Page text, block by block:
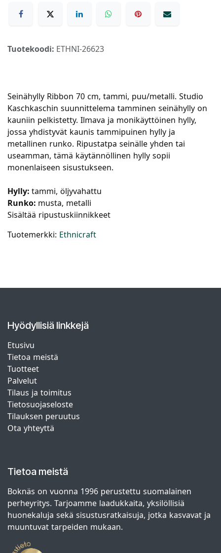
Tuotekoodi: ETHNI-26623
Seinähylly Ribbon 70 cm, tammi, puu/metalli. Studio
Kaschkaschin suunnittelema tamminen seinähylly on
kauniin pelkistetty. Ilmava ja monikäyttöinen hylly,
jossa yhdistyvät kaunis tammipuinen hylly ja
metallinen runko. Ripustatpa seinälle yhden tai
useamman, tämä käytännöllinen hylly sopii
monenlaiseen sisustukseen.
Hylly: tammi, öljyvahattu
Runko: musta, metalli
Sisältää ripustuskiinnikkeet
Tuotemerkki: Ethnicraft
Hyödyllisiä linkkejä
Etusivu
Tietoa meistä
Tuotteet
Palvelut
Tilaus ja toimitus
Tietosuojaseloste
Tilauksen peruutus
Ota yhteyttä
Tietoa meistä
Boknäs on vuonna 1996 perustettu suomalainen
perheyritys. Tarjoamme laadukkaita, yksilöllisiä
huonekaluja sekä sisustusratkaisuja, jotka kasvavat ja
muuntuvat tarpeiden mukaan.